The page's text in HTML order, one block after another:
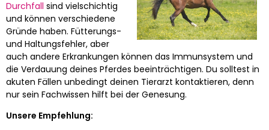
Durchfall sind vielschichtig
und können verschiedene
Gründe haben. Fütterungs-
und Haltungsfehler, aber
auch andere Erkrankungen können das Immunsystem und
die Verdauung deines Pferdes beeinträchtigen. Du solltest in
akuten Fällen unbedingt deinen Tierarzt kontaktieren, denn
nur sein Fachwissen hilft bei der Genesung.
Unsere Empfehlung: